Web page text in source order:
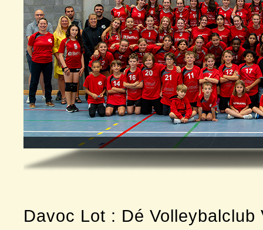
Davoc Lot : Dé Volleybalclub